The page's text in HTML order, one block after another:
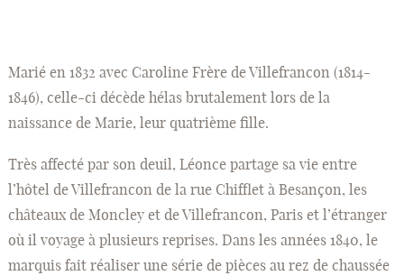
Marié en 1832 avec Caroline Frère de Villefrancon (1814-
1846), celle-ci décède hélas brutalement lors de la
naissance de Marie, leur quatrième fille.
Très affecté par son deuil, Léonce partage sa vie entre
l’hôtel de Villefrancon de la rue Chifflet à Besançon, les
châteaux de Moncley et de Villefrancon, Paris et l’étranger
où il voyage à plusieurs reprises. Dans les années 1840, le
marquis fait réaliser une série de pièces au rez de chaussée